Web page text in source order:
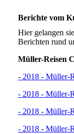
Berichte vom
Hier gelangen
Berichten rund
Müller-Reisen
- 2018 - Müller-
- 2018 - Müller-
- 2018 - Müller-
- 2018 - Müller-